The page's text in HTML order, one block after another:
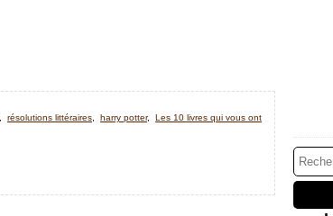
résolutions littéraires harry potter, Les 10 livres qui vous ont